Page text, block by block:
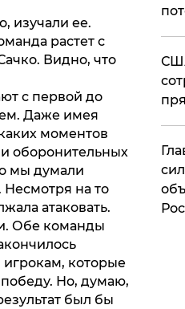
изучали ее.
растет с
Видно, что
с первой до
Даже имея
моментов
оборонительных
мы думали
Несмотря на то
атаковать.
Обе команды
игрокам, которые
Но, думаю,
был бы